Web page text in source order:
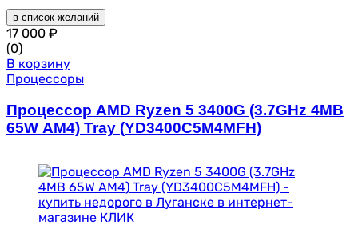
в список желаний
17 000 ₽
(0)
В корзину
Процессоры
Процессор AMD Ryzen 5 3400G (3.7GHz 4MB
65W AM4) Tray (YD3400C5M4MFH)